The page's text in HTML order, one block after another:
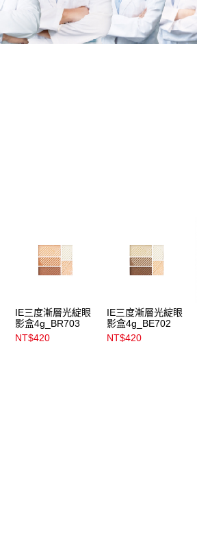
IE三度漸層光綻眼
影盒4g_BR703
NT$420
IE三度漸層光綻眼
影盒4g_BE702
NT$420